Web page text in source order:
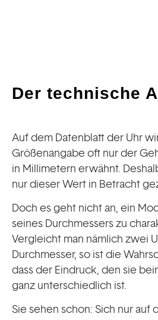
Der technische
Auf dem Datenblatt der Uhr
Größenangabe oft nur der
in Millimetern erwähnt.
nur dieser Wert in Betracht
Doch es geht nicht an, ein
seines Durchmessers zu
Vergleicht man nämlich zwei
Durchmesser, so ist die
dass der Eindruck, den sie
ganz unterschiedlich ist.
Sie sehen schon: Sich nur auf